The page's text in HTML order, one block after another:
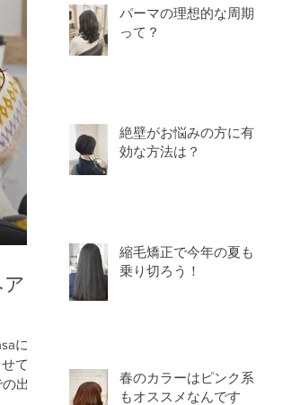
ス
にて
て頂
出来
パーマの理想的な周期
って？
絶壁がお悩みの方に有
効な方法は？
縮毛矯正で今年の夏も
乗り切ろう！
春のカラーはピンク系
もオススメなんです